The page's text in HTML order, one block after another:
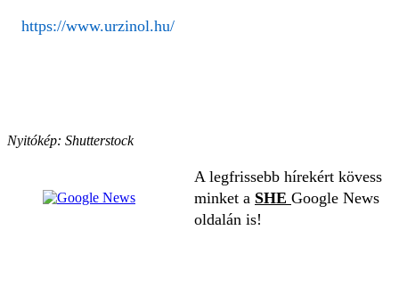
https://www.urzinol.hu/
Nyitókép: Shutterstock
A legfrissebb hírekért kövess
minket a SHE Google News
oldalán is!